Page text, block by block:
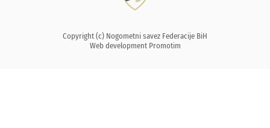
Copyright (c) Nogometni savez Federacije BiH
Web development Promotim